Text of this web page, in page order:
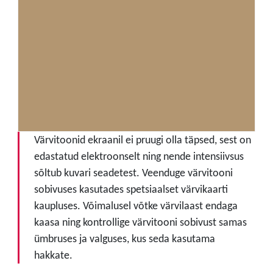
Värvitoonid ekraanil ei pruugi olla täpsed, sest on
edastatud elektroonselt ning nende intensiivsus
sõltub kuvari seadetest. Veenduge värvitooni
sobivuses kasutades spetsiaalset värvikaarti
kaupluses. Võimalusel võtke värvilaast endaga
kaasa ning kontrollige värvitooni sobivust samas
ümbruses ja valguses, kus seda kasutama
hakkate.